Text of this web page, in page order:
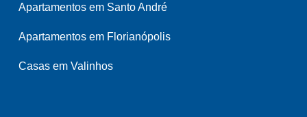
Apartamentos em Santo André
Apartamentos em Florianópolis
Casas em Valinhos